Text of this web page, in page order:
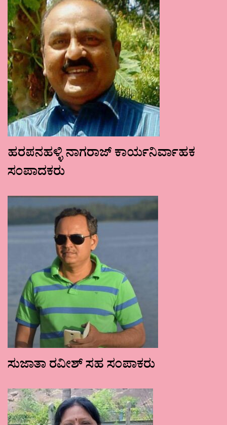
ಹರಪನಹಳ್ಳಿ ನಾಗರಾಜ್ ಕಾರ್ಯನಿರ್ವಾಹಕ
ಸಂಪಾದಕರು
ಸುಜಾತಾ ರವೀಶ್ ಸಹ ಸಂಪಾಕರು